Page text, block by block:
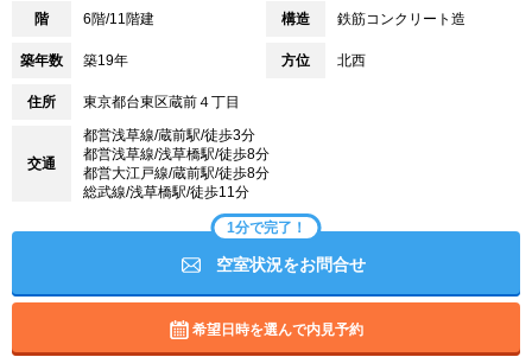
階 6階/11階建 構造 鉄筋コンクリート造
築年数 築19年 方位 北西
住所 東京都台東区蔵前４丁目
交通
都営浅草線/蔵前駅/徒歩3分
都営浅草線/浅草橋駅/徒歩8分
都営大江戸線/蔵前駅/徒歩8分
総武線/浅草橋駅/徒歩11分
1分で完了！
空室状況をお問合せ
希望日時を選んで内見予約